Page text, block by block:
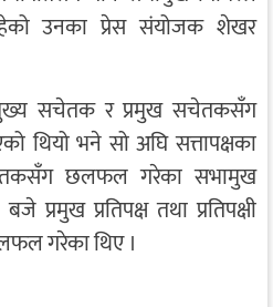
उनका प्रेस संयोजक शेखर
सचेतक र प्रमुख सचेतकसँग
थियो भने सो अघि सत्तापक्षका
छलफल गरेका सभामुख
प्रमुख प्रतिपक्ष तथा प्रतिपक्षी
गरेका थिए ।